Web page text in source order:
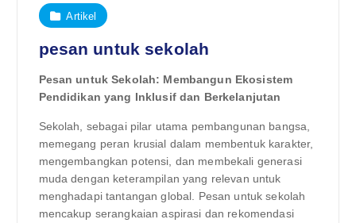
Artikel
pesan untuk sekolah
Pesan untuk Sekolah: Membangun Ekosistem
Pendidikan yang Inklusif dan Berkelanjutan
Sekolah, sebagai pilar utama pembangunan bangsa,
memegang peran krusial dalam membentuk karakter,
mengembangkan potensi, dan membekali generasi
muda dengan keterampilan yang relevan untuk
menghadapi tantangan global. Pesan untuk sekolah
mencakup serangkaian aspirasi dan rekomendasi